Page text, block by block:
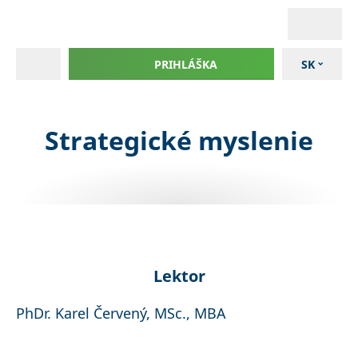
SK
PRIHLÁŠKA
Strategické myslenie
Lektor
PhDr. Karel Červený, MSc., MBA